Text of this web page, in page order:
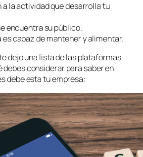
a la actividad que desarrolla tu
encuentra su público.
es capaz de mantener y alimentar.
dejo una lista de las plataformas
debes considerar para saber en
debe esta tu empresa: